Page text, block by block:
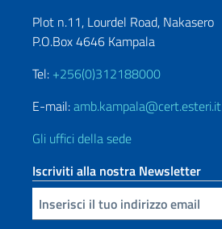
Plot n.11, Lourdel Road, Nakasero
P.O.Box 4646 Kampala
Tel: +256(0)312188000
E-mail:amb.kampala@cert.esteri.it
Gli uffici della sede
Iscriviti alla nostra Newsletter
Inserisci la tua email